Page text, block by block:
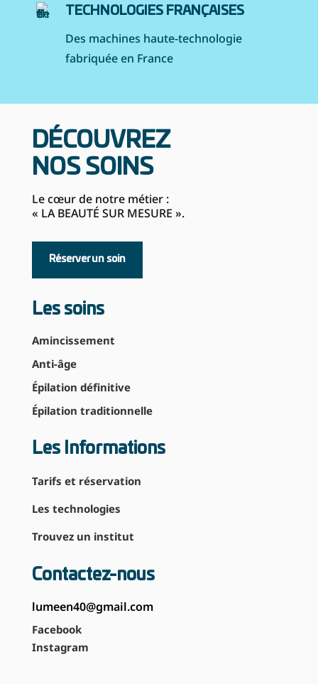
TECHNOLOGIES FRANÇAISES
Des machines haute-technologie
fabriquée en France
DÉCOUVREZ
NOS SOINS
Le cœur de notre métier :
« LA BEAUTÉ SUR MESURE ».
Réserver un soin
Les soins
Amincissement
Anti-âge
Épilation définitive
Épilation traditionnelle
Les Informations
Tarifs et réservation
Les technologies
Trouvez un institut
Contactez-nous
lumeen40@gmail.com
Facebook
Instagram